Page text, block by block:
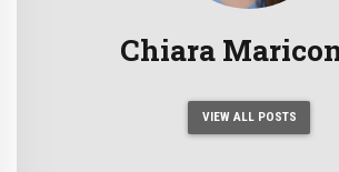
Chiara
VIEW ALL POSTS